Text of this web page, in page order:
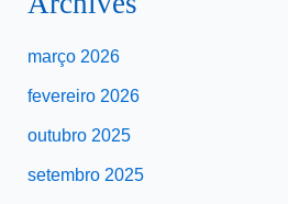
março 2026
fevereiro 2026
outubro 2025
setembro 2025